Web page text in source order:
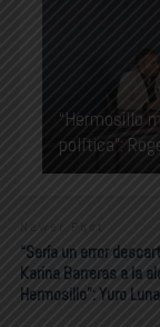
“Hermosillo
política”:
Newer Post
“Sería un error
Karina Barreras a la
Hermosillo”: Yuro Luna